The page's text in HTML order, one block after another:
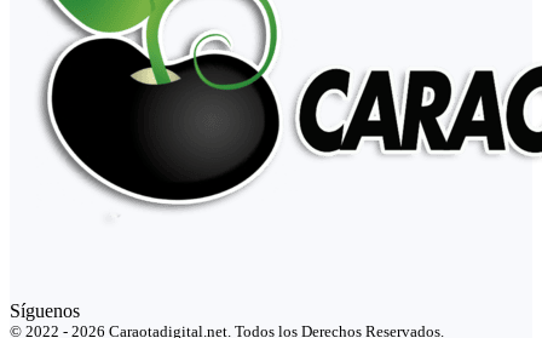
Síguenos
© 2022 - 2026 Caraotadigital.net. Todos los Derechos Reservados.